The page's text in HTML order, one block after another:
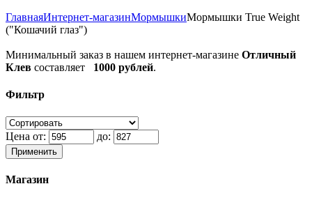
ГлавнаяИнтернет-магазинМормышкиМормышки True Weight
("Кошачий глаз")
Минимальный заказ в нашем интернет-магазине Отличный
Клев составляет 1000 рублей.
Фильтр
Цена от: до:
Применить
Магазин